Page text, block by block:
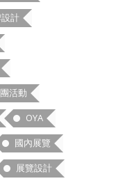
計
活動
OYA
國內展覽
展覽設計